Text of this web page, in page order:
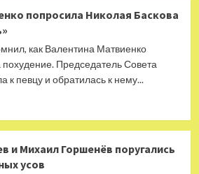
попросила Николая Баскова
как Валентина Матвиенко
Председатель Совета
к певцу и обратилась к нему...
и Михаил Горшенёв поругались
усов